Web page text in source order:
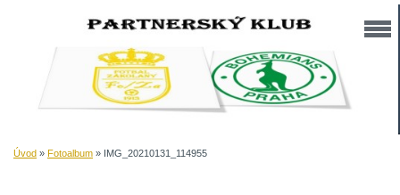
Úvod » Fotoalbum » IMG_20210131_114955